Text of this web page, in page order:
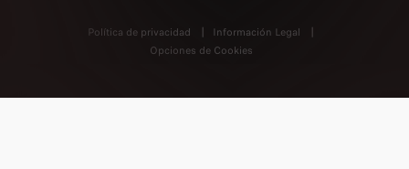
Política de privacidad
Información Legal
Opciones de Cookies